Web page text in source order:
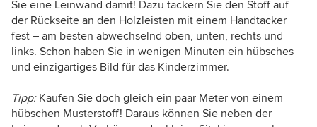
Sie eine Leinwand damit! Dazu tackern Sie den Stoff auf
der Rückseite an den Holzleisten mit einem Handtacker
fest – am besten abwechselnd oben, unten, rechts und
links. Schon haben Sie in wenigen Minuten ein hübsches
und einzigartiges Bild für das Kinderzimmer.
Tipp:Kaufen Sie doch gleich ein paar Meter von einem
hübschen Musterstoff! Daraus können Sie neben der